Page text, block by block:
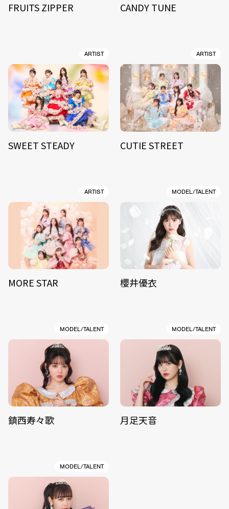
FRUITS ZIPPER CANDY TUNE
ARTIST
SWEET STEADY
ARTIST
CUTIE STREET
ARTIST
MORE STAR
MODEL/TALENT
櫻井優衣
MODEL/TALENT
鎮西寿々歌
MODEL/TALENT
月足天音
MODEL/TALENT